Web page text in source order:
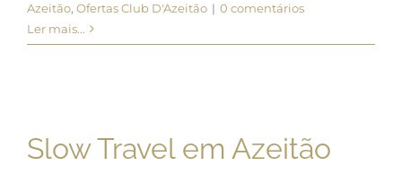
Azeitão, Ofertas Club D'Azeitão | 0 comentários
Ler mais...
Slow Travel em Azeitão